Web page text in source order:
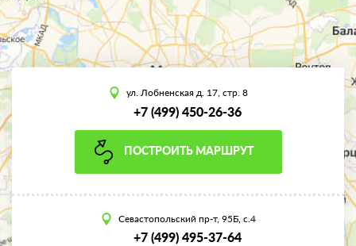
ул. Лобненская д. 17, стр. 8
+7 (499) 450-26-36
ПОСТРОИТЬ МАРШРУТ
Севастопольский пр-т, 95Б, с.4
+7 (499) 495-37-64